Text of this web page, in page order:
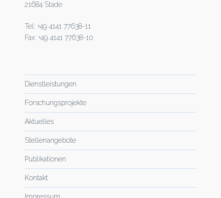
21684 Stade
Tel: +49 4141 77638-11
Fax: +49 4141 77638-10
Dienstleistungen
Forschungsprojekte
Aktuelles
Stellenangebote
Publikationen
Kontakt